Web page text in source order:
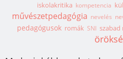
iskolakritika kompetencia
művészetpedagógia nevelés
pedagógusok romák SNI szabad